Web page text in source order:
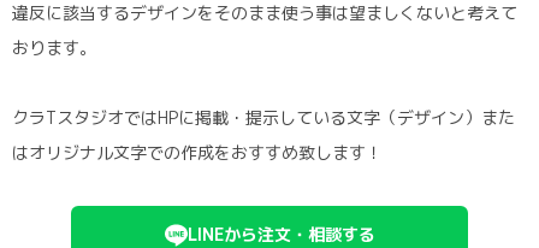
違反に該当するデザインをそのまま使う事は望ましくないと考えて
おります。
クラTスタジオではHPに掲載・提示している文字（デザイン）また
はオリジナル文字での作成をおすすめ致します！
LINEから注文・相談する